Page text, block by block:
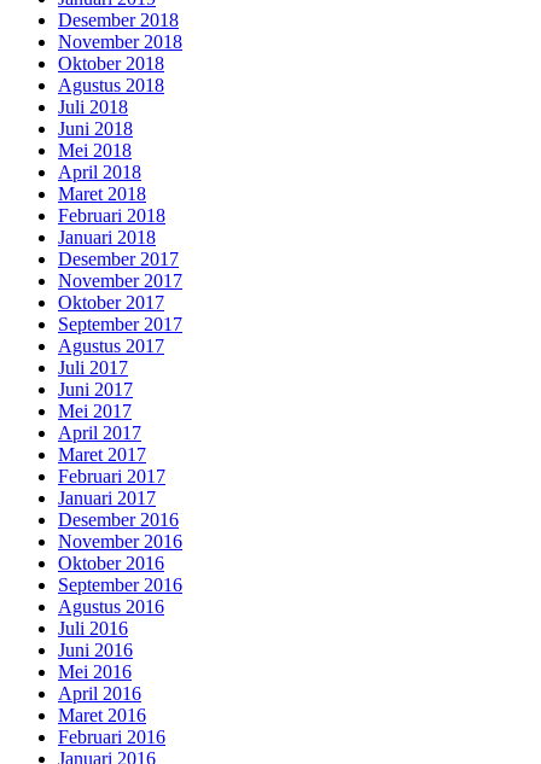
Desember 2018
November 2018
Oktober 2018
Agustus 2018
Juli 2018
Juni 2018
Mei 2018
April 2018
Maret 2018
Februari 2018
Januari 2018
Desember 2017
November 2017
Oktober 2017
September 2017
Agustus 2017
Juli 2017
Juni 2017
Mei 2017
April 2017
Maret 2017
Februari 2017
Januari 2017
Desember 2016
November 2016
Oktober 2016
September 2016
Agustus 2016
Juli 2016
Juni 2016
Mei 2016
April 2016
Maret 2016
Februari 2016
Januari 2016